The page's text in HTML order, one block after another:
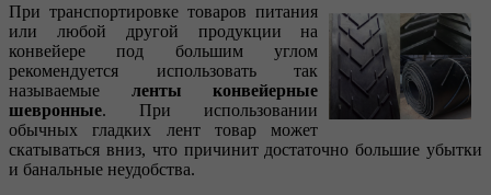
При транспортировке товаров питания
или любой другой продукции на
конвейере под большим углом
рекомендуется использовать так
называемые ленты конвейерные
шевронные. При использовании
обычных гладких лент товар может
скатываться вниз, что причинит достаточно большие убытки
и банальные неудобства.